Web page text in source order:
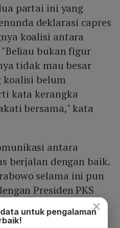
partai ini yang
deklarasi capres
koalisi antara
"Beliau bukan figur
tidak mau besar
koalisi belum
kata kerangka
bersama," kata
antara
berjalan dengan baik.
selama ini pun
Presiden PKS
Majelis Syuro Salim
×
untuk pengalaman